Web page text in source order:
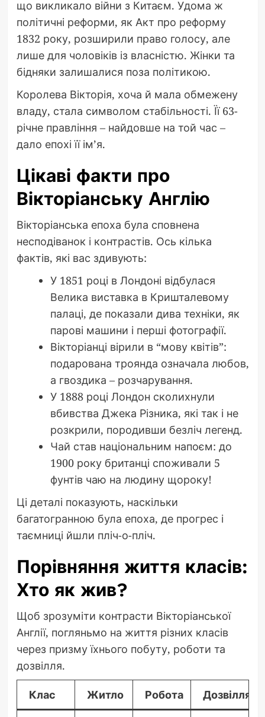
що викликало війни з Китаєм. Удома ж
політичні реформи, як Акт про реформу
1832 року, розширили право голосу, але
лише для чоловіків із власністю. Жінки та
бідняки залишалися поза політикою.
Королева Вікторія, хоча й мала обмежену
владу, стала символом стабільності. Її 63-
річне правління – найдовше на той час –
дало епохі її ім’я.
Цікаві факти про
Вікторіанську Англію
Вікторіанська епоха була сповнена
несподіванок і контрастів. Ось кілька
фактів, які вас здивують:
У 1851 році в Лондоні відбулася
Велика виставка в Кришталевому
палаці, де показали дива техніки, як
парові машини і перші фотографії.
Вікторіанці вірили в “мову квітів”:
подарована троянда означала любов,
а гвоздика – розчарування.
У 1888 році Лондон сколихнули
вбивства Джека Різника, які так і не
розкрили, породивши безліч легенд.
Чай став національним напоєм: до
1900 року британці споживали 5
фунтів чаю на людину щороку!
Ці деталі показують, наскільки
багатогранною була епоха, де прогрес і
таємниці йшли пліч-о-пліч.
Порівняння життя класів:
Хто як жив?
Щоб зрозуміти контрасти Вікторіанської
Англії, погляньмо на життя різних класів
через призму їхнього побуту, роботи та
дозвілля.
Клас Житло Робота Дозвілля